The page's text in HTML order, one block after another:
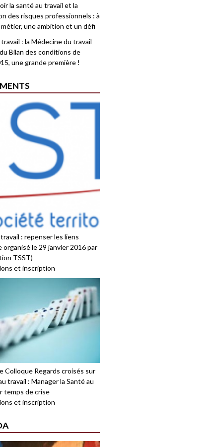
la santé au travail et la
des risques professionnels : à
une ambition et un défi
: la Médecine du travail
Bilan des conditions de
une grande première !
: repenser les liens
organisé le 29 janvier 2016 par
TSST)
et inscription
Colloque Regards croisés sur
travail : Manager la Santé au
temps de crise
et inscription